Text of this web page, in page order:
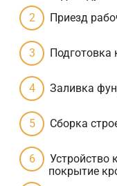
Приезд
Подготовка
Заливка
Сборка
Устройство
покрытие